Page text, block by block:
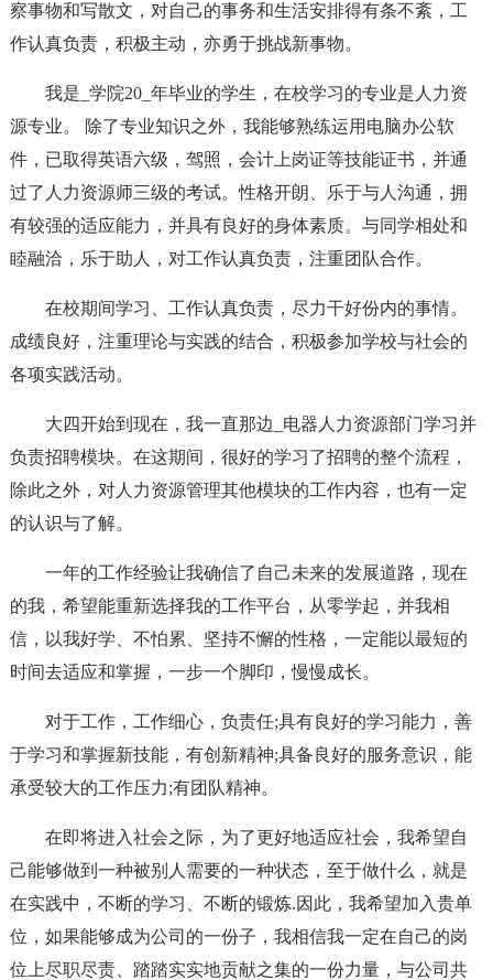
察事物和写散文，对自己的事务和生活安排得有条不紊，工
作认真负责，积极主动，亦勇于挑战新事物。
我是_学院20_年毕业的学生，在校学习的专业是人力资
源专业。 除了专业知识之外，我能够熟练运用电脑办公软
件，已取得英语六级，驾照，会计上岗证等技能证书，并通
过了人力资源师三级的考试。性格开朗、乐于与人沟通，拥
有较强的适应能力，并具有良好的身体素质。与同学相处和
睦融洽，乐于助人，对工作认真负责，注重团队合作。
在校期间学习、工作认真负责，尽力干好份内的事情。
成绩良好，注重理论与实践的结合，积极参加学校与社会的
各项实践活动。
大四开始到现在，我一直那边_电器人力资源部门学习并
负责招聘模块。在这期间，很好的学习了招聘的整个流程，
除此之外，对人力资源管理其他模块的工作内容，也有一定
的认识与了解。
一年的工作经验让我确信了自己未来的发展道路，现在
的我，希望能重新选择我的工作平台，从零学起，并我相
信，以我好学、不怕累、坚持不懈的性格，一定能以最短的
时间去适应和掌握，一步一个脚印，慢慢成长。
对于工作，工作细心，负责任;具有良好的学习能力，善
于学习和掌握新技能，有创新精神;具备良好的服务意识，能
承受较大的工作压力;有团队精神。
在即将进入社会之际，为了更好地适应社会，我希望自
己能够做到一种被别人需要的一种状态，至于做什么，就是
在实践中，不断的学习、不断的锻炼.因此，我希望加入贵单
位，如果能够成为公司的一份子，我相信我一定在自己的岗
位上尽职尽责、踏踏实实地贡献之集的一份力量，与公司共